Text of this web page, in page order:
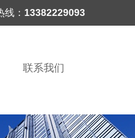
线： 13382229093
联系我们